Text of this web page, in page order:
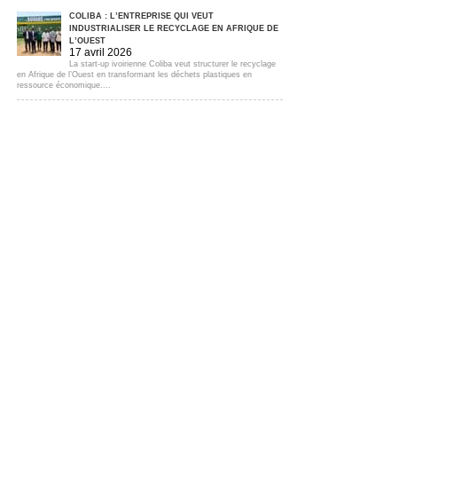
COLIBA : L’ENTREPRISE QUI VEUT
INDUSTRIALISER LE RECYCLAGE EN AFRIQUE DE
L’OUEST
17 avril 2026
La start-up ivoirienne Coliba veut structurer le recyclage
en Afrique de l’Ouest en transformant les déchets plastiques en
ressource économique....